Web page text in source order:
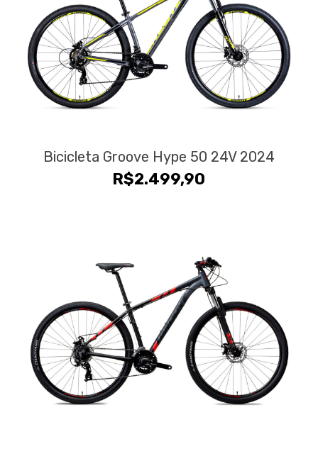
Bicicleta Groove Hype 50 24V 2024
R$2.499,90